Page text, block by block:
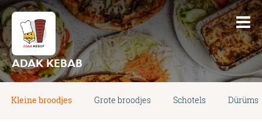
ADAK KEBAB
Kleine broodjes Grote broodjes Schotels Dürüms